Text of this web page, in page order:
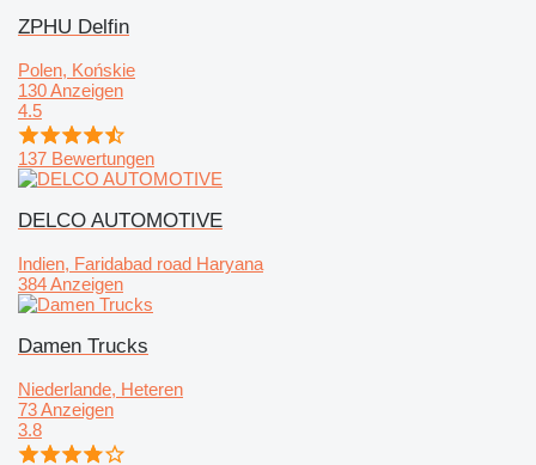
ZPHU Delfin
Polen, Końskie
130 Anzeigen
4.5
137 Bewertungen
DELCO AUTOMOTIVE
Indien, Faridabad road Haryana
384 Anzeigen
Damen Trucks
Niederlande, Heteren
73 Anzeigen
3.8